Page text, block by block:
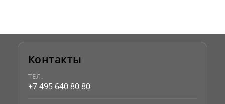
Контакты
ТЕЛ.
+7 495 640 80 80